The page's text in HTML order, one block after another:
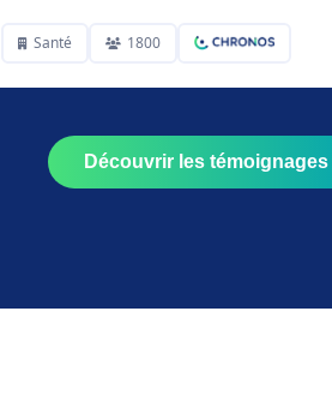
Santé 1800
Découvrir les témoignages